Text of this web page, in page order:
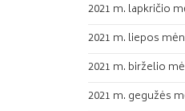
2021 m. lapkričio
2021 m. liepos
2021 m. birželio
2021 m. gegužės